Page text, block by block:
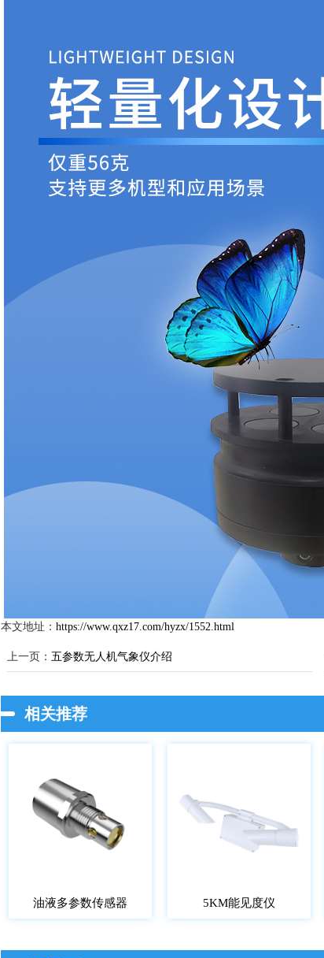
本文地址：https://www.qxz17.com/hyzx/1552.html
上一页：五参数无人机气象仪介绍
相关推荐
油液多参数传感器 5KM能见度仪